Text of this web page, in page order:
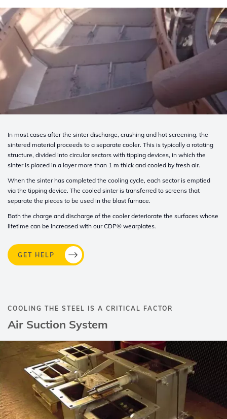
In most cases after the sinter discharge, crushing and hot screening, the
sintered material proceeds to a separate cooler. This is typically a rotating
structure, divided into circular sectors with tipping devices, in which the
sinter is placed in a layer more than 1 m thick and cooled by fresh air.
When the sinter has completed the cooling cycle, each sector is emptied
via the tipping device. The cooled sinter is transferred to screens that
separate the pieces to be used in the blast furnace.
Both the charge and discharge of the cooler deteriorate the surfaces whose
lifetime can be increased with ourCDP® wearplates.
GET HELP
COOLING THE STEEL IS A CRITICAL FACTOR
Air Suction System